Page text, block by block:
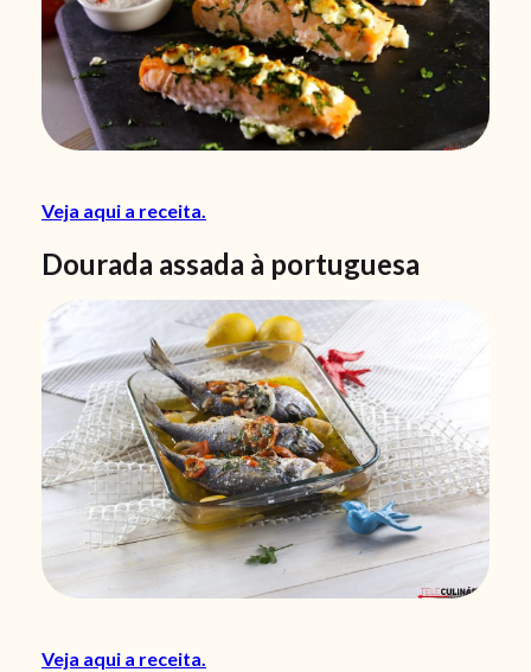
Veja aqui a receita.
Dourada assada à portuguesa
Veja aqui a receita.